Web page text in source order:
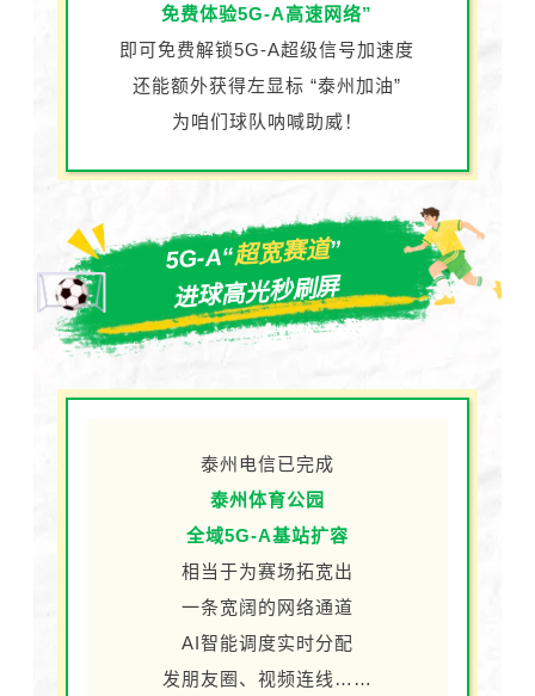
免费体验5G-A高速网络”
即可免费解锁5G-A超级信号加速度
还能额外获得左显标 “泰州加油”
为咱们球队呐喊助威！
5G-A“超宽赛道”
进球高光秒刷屏
泰州电信已完成
泰州体育公园
全域5G-A基站扩容
相当于为赛场拓宽出
一条宽阔的网络通道
AI智能调度实时分配
发朋友圈、视频连线……